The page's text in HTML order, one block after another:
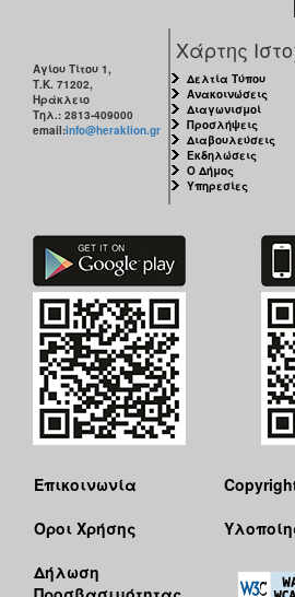
Αγίου Τίτου 1,
Τ.Κ. 71202,
Ηράκλειο
Τηλ.: 2813-409000
email:info@heraklion.gr
Χάρτης
Δελτία Τύπου
Ανακοινώσεις
Διαγωνισμοί
Προσλήψεις
Διαβουλεύσεις
Εκδηλώσεις
Ο Δήμος
Υπηρεσίες
Επικοινωνία
Όροι Χρήσης
Δήλωση